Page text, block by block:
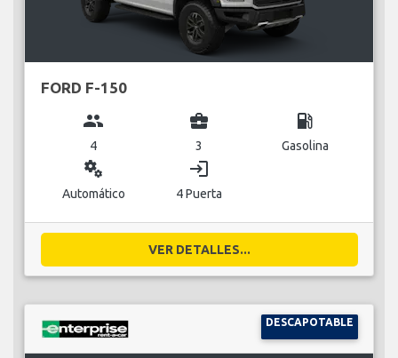
FORD F-150
group
4
business_center
3
local_gas_station
Gasolina
miscellaneous_services
Automático
login
4 Puerta
VER DETALLES...
DESCAPOTABLE